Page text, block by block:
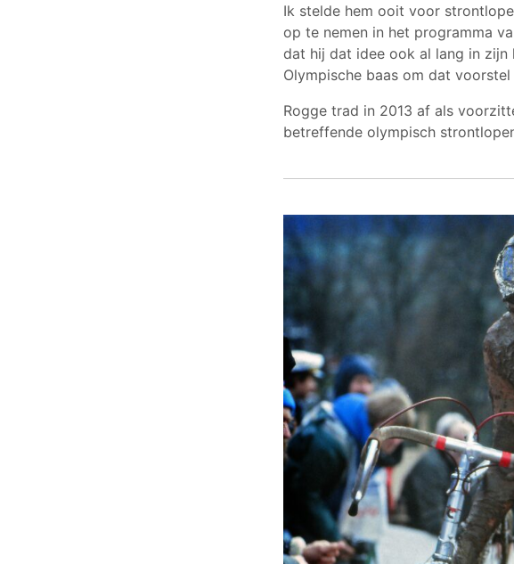
Ik stelde hem ooit voor
op te nemen in het programma
dat hij dat idee ook al lang in zijn
Olympische baas om dat
Rogge trad in 2013 af als
betreffende olympisch